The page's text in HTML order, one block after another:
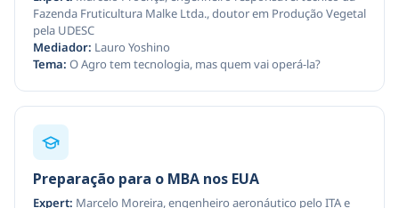
Fazenda Fruticultura Malke Ltda., doutor em Produção Vegetal
pela UDESC
Mediador: Lauro Yoshino
Tema: O Agro tem tecnologia, mas quem vai operá-la?
Preparação para o MBA nos EUA
Expert: Marcelo Moreira, engenheiro aeronáutico pelo ITA e